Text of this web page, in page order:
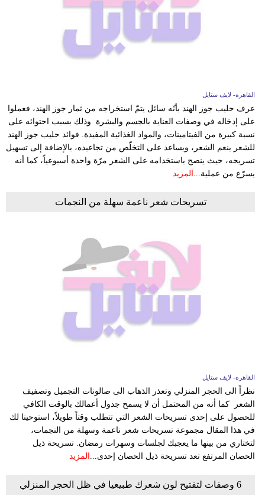
القاهره- لايف ستايل
عرف حليب جوز الهند بأنّه سائل يتمّ استخراجه من ثمار جوز الهند، فعملوا
على إدخاله في وصفات العناية بالجسم والبشرة وذلك بسبب احتوائه على
نسبة كبيرة من الفيتامينات، والمواد الغذائية المفيدة. فوائد حليب جوز الهند
للشعر ينعم الشعر، ويساعد على التخلّص من تجاعيده، بالإضافة إلى تسهيل
تسريحه، حيث ينصح باستخدامه على الشعر مرّة واحدة أسبوعياً، كما أنه
يسرّع من عملية... المزيد
تسريحات شعر ناعمة سهلة من النجمات
القاهره- لايف ستايل
نظراً الى الحجر المنزلي وتعذر الذهاب الى صالونات التجميل وتصفيف
الشعر كما أنه من المحتمل أن لا يسمح جدول أعمالك بالوقت الكافي
للحصول على إحدى تسريحات الشعر التي تتطلب وقتاً طويلاً، استوحينا لك
في هذا المقال مجموعة تسريحات شعر ناعمة وسهلة من النجمات،
لتختاري من بينها ما يعجبك لجلسات وسهرات رمضان. تسريحة ذيل
الحصان المرتفع تعد تسريحة ذيل الحصان إحدى...
المزيد
6 وصفات لتفتيح لون شعرك طبيعيا في ظل الحجر المنزلي